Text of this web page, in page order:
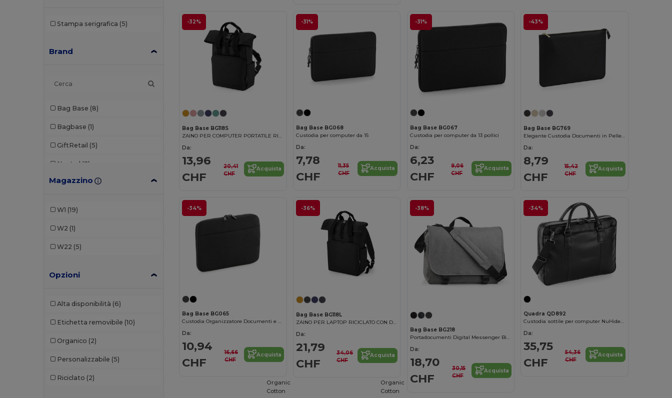
Stampa serigrafica (5)
Brand
Bag Base (8)
Bagbase (1)
GiftRetail (5)
Neutral (2)
Quadra (8)
Magazzino
W1 (19)
W2 (1)
W22 (5)
Opzioni
Alta disponibilità (6)
Etichetta removibile (10)
Organico (2)
Personalizzabile (5)
Riciclato (2)
-32%
Bag Base BG118S
ZAINO PER COMPUTER PORTATILE RICICLATO CON DOPPIA MANIGLIA
Da:
13,96
CHF
20,41
CHF
Acquista
-31%
Bag Base BG068
Custodia per computer da 15
Da:
7,78
CHF
11,35
CHF
Acquista
-31%
Bag Base BG067
Custodia per computer da 13 pollici
Da:
6,23
CHF
9,06
CHF
Acquista
-43%
Bag Base BG769
Elegante Custodia Documenti in Pelle Sintetica
Da:
8,79
CHF
15,42
CHF
Acquista
-34%
Bag Base BG065
Custodia Organizzatore Documenti e Tablet
Da:
10,94
CHF
16,66
CHF
Acquista
-36%
Bag Base BG118L
ZAINO PER LAPTOP RICICLATO CON DOPPIA MANIGLIA
Da:
21,79
CHF
34,06
CHF
Acquista
-38%
Bag Base BG218
Portadocumenti Digital Messenger Bicolore
Da:
18,70
CHF
30,15
CHF
Acquista
-34%
Quadra QD892
Custodia sottile per computer NuHide ™
Da:
35,75
CHF
54,36
CHF
Acquista
Organic
Cotton
Organic
Cotton